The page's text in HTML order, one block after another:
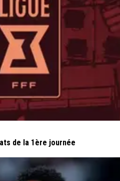
de la 1ère journée